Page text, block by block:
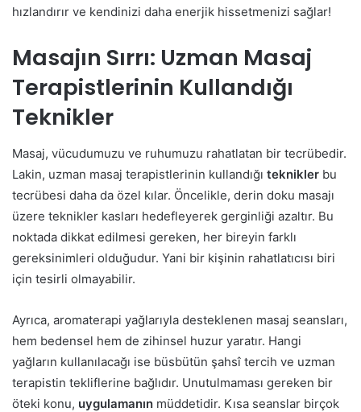
hızlandırır ve kendinizi daha enerjik hissetmenizi sağlar!
Masajın Sırrı: Uzman Masaj
Terapistlerinin Kullandığı
Teknikler
Masaj, vücudumuzu ve ruhumuzu rahatlatan bir tecrübedir.
Lakin, uzman masaj terapistlerinin kullandığı teknikler bu
tecrübesi daha da özel kılar. Öncelikle, derin doku masajı
üzere teknikler kasları hedefleyerek gerginliği azaltır. Bu
noktada dikkat edilmesi gereken, her bireyin farklı
gereksinimleri olduğudur. Yani bir kişinin rahatlatıcısı biri
için tesirli olmayabilir.
Ayrıca, aromaterapi yağlarıyla desteklenen masaj seansları,
hem bedensel hem de zihinsel huzur yaratır. Hangi
yağların kullanılacağı ise büsbütün şahsî tercih ve uzman
terapistin tekliflerine bağlıdır. Unutulmaması gereken bir
öteki konu, uygulamanın müddetidir. Kısa seanslar birçok